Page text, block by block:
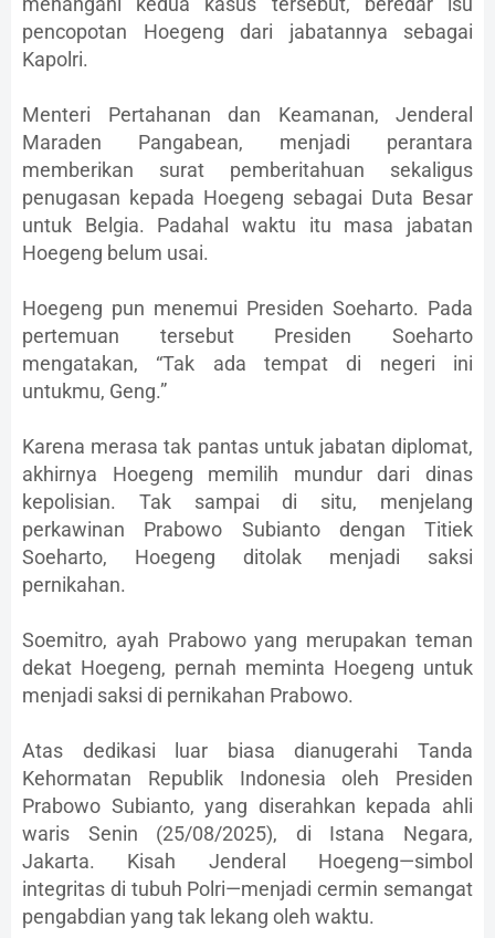
pencopotan Hoegeng dari jabatannya sebagai
Kapolri.
Menteri Pertahanan dan Keamanan, Jenderal
Maraden Pangabean, menjadi perantara
memberikan surat pemberitahuan sekaligus
penugasan kepada Hoegeng sebagai Duta Besar
untuk Belgia. Padahal waktu itu masa jabatan
Hoegeng belum usai.
Hoegeng pun menemui Presiden Soeharto. Pada
pertemuan tersebut Presiden Soeharto
mengatakan, “Tak ada tempat di negeri ini
untukmu, Geng.”
Karena merasa tak pantas untuk jabatan diplomat,
akhirnya Hoegeng memilih mundur dari dinas
kepolisian. Tak sampai di situ, menjelang
perkawinan Prabowo Subianto dengan Titiek
Soeharto, Hoegeng ditolak menjadi saksi
pernikahan.
Soemitro, ayah Prabowo yang merupakan teman
dekat Hoegeng, pernah meminta Hoegeng untuk
menjadi saksi di pernikahan Prabowo.
Atas dedikasi luar biasa dianugerahi Tanda
Kehormatan Republik Indonesia oleh Presiden
Prabowo Subianto, yang diserahkan kepada ahli
waris Senin (25/08/2025), di Istana Negara,
Jakarta. Kisah Jenderal Hoegeng—simbol
integritas di tubuh Polri—menjadi cermin semangat
pengabdian yang tak lekang oleh waktu.